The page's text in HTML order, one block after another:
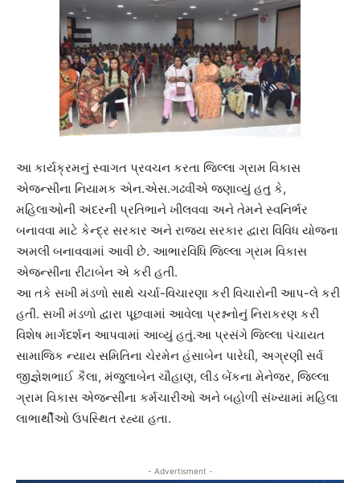
આ કાર્યક્રમનું સ્વાગત પ્રવચન કરતા જિલ્લા ગ્રામ વિકાસ
એજન્સીના નિયામક એન.એસ.ગઢવીએ જણાવ્યું હતુ કે,
મહિલાઓની અંદરની પ્રતિભાને ખીલવવા અને તેમને સ્વનિર્ભર
બનાવવા માટે કેન્દ્ર સરકાર અને રાજ્ય સરકાર દ્વારા વિવિધ યોજના
અમલી બનાવવામાં આવી છે. આભારવિધિ જિલ્લા ગ્રામ વિકાસ
એજન્સીના રીટાબેન એ કરી હતી.
આ તકે સખી મંડળો સાથે ચર્ચા-વિચારણા કરી વિચારોની આપ-લે કરી
હતી. સખી મંડળો દ્વારા પૂછવામાં આવેલા પ્રશ્નનોનું નિરાકરણ કરી
વિશેષ માર્ગદર્શન આપવામાં આવ્યું હતું.આ પ્રસંગે જિલ્લા પંચાયત
સામાજિક ન્યાય સમિતિના ચેરમેન હંસાબેન પારેઘી, અગ્રણી સર્વ
જીજ્ઞેશભાઈ કૈલા, મંજુલાબેન ચૌહાણ, લીડ બેંકના મેનેજર, જિલ્લા
ગ્રામ વિકાસ એજન્સીના કર્મચારીઓ અને બહોળી સંખ્યામાં મહિલા
લાભાર્થીઓ ઉપસ્થિત રહ્યા હતા.
- Advertisment -